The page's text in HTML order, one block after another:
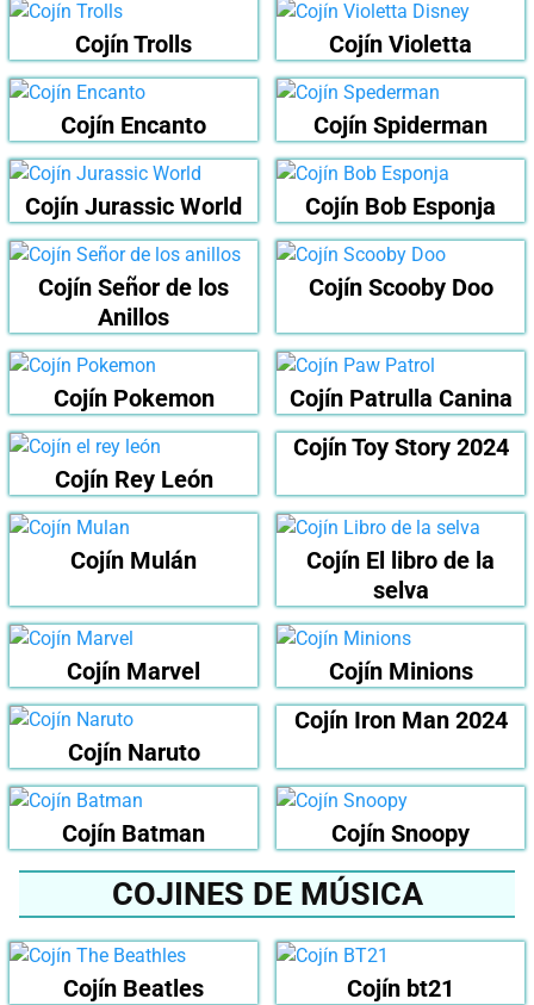
Cojín Trolls Cojín Violetta
Cojín Encanto Cojín Spiderman
Cojín Jurassic World Cojín Bob Esponja
Cojín Señor de los
Anillos
Cojín Scooby Doo
Cojín Pokemon Cojín Patrulla Canina
Cojín Rey León
Cojín Toy Story 2024
Cojín Mulán
Cojín El libro de la
selva
Cojín Marvel Cojín Minions
Cojín Naruto
Cojín Iron Man 2024
Cojín Batman Cojín Snoopy
COJINES DE MÚSICA
Cojín Beatles Cojín bt21